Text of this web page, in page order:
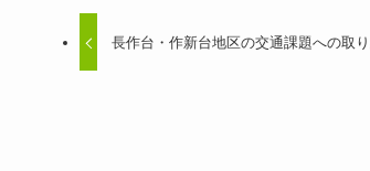
長作台・作新台地区の交通課題への取